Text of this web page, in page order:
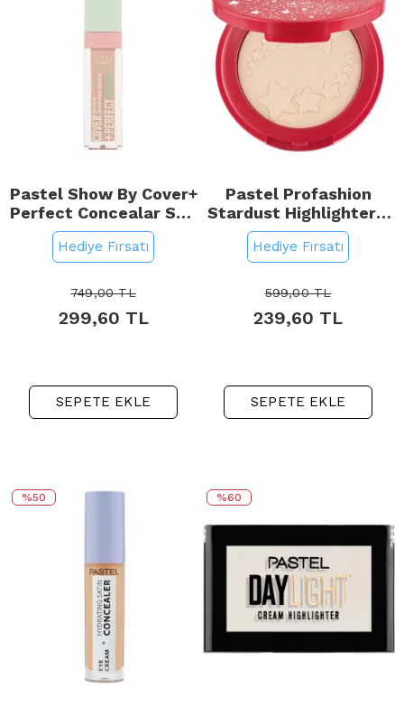
Pastel Show By Cover+
Perfect Concealar SPF
30 - Kapatıcı No: 302
Light Rose
Hediye Fırsatı
749,00TL
299,60 TL
SEPETE EKLE
Pastel Profashion
Stardust Highlighter -
Aydınlatıcı No: 320
Vega
Hediye Fırsatı
599,00TL
239,60 TL
SEPETE EKLE
%50 %60